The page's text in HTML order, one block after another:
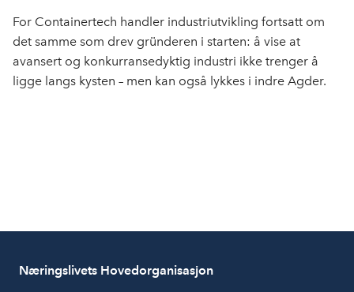
For Containertech handler industriutvikling fortsatt om
det samme som drev gründeren i starten: å vise at
avansert og konkurransedyktig industri ikke trenger å
ligge langs kysten – men kan også lykkes i indre Agder.
Næringslivets Hovedorganisasjon